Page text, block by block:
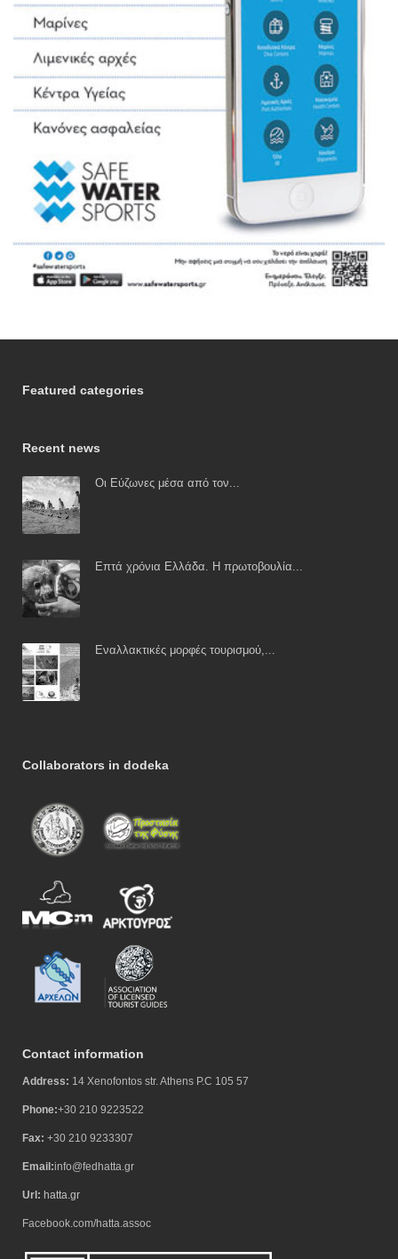
Featured categories
Recent news
Οι Εύζωνες μέσα από τον...
Επτά χρόνια Ελλάδα. Η πρωτοβουλία...
Εναλλακτικές μορφές τουρισμού,...
Collaborators in dodeka
Contact information
Address: 14 Xenofontos str. Athens P.C 105 57
Phone:+30 210 9223522
Fax: +30 210 9233307
Email:info@fedhatta.gr
Url: hatta.gr
Facebook.com/hatta.assoc